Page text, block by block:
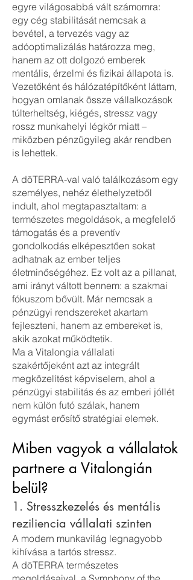
egyre világosabbá vált számomra:
egy cég stabilitását nemcsak a
bevétel, a tervezés vagy az
adóoptimalizálás határozza meg,
hanem az ott dolgozó emberek
mentális, érzelmi és fizikai állapota is.
Vezetőként és hálózatépítőként láttam,
hogyan omlanak össze vállalkozások
túlterheltség, kiégés, stressz vagy
rossz munkahelyi légkör miatt –
miközben pénzügyileg akár rendben
is lehettek.
A dōTERRA-val való találkozásom egy
személyes, nehéz élethelyzetből
indult, ahol megtapasztaltam: a
természetes megoldások, a megfelelő
támogatás és a preventív
gondolkodás elképesztően sokat
adhatnak az ember teljes
életminőségéhez. Ez volt az a pillanat,
ami irányt váltott bennem: a szakmai
fókuszom bővült. Már nemcsak a
pénzügyi rendszereket akartam
fejleszteni, hanem az embereket is,
akik azokat működtetik.
Ma a Vitalongia vállalati
szakértőjeként azt az integrált
megközelítést képviselem, ahol a
pénzügyi stabilitás és az emberi jóllét
nem külön futó szálak, hanem
egymást erősítő stratégiai elemek.
Miben vagyok a vállalatok
partnere a Vitalongián
belül?
1. Stresszkezelés és mentális
reziliencia vállalati szinten
A modern munkavilág legnagyobb
kihívása a tartós stressz.
A dōTERRA természetes